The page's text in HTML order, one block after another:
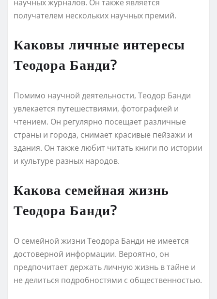
научных журналов. Он также является
получателем нескольких научных премий.
Каковы личные интересы
Теодора Банди?
Помимо научной деятельности, Теодор Банди
увлекается путешествиями, фотографией и
чтением. Он регулярно посещает различные
страны и города, снимает красивые пейзажи и
здания. Он также любит читать книги по истории
и культуре разных народов.
Какова семейная жизнь
Теодора Банди?
О семейной жизни Теодора Банди не имеется
достоверной информации. Вероятно, он
предпочитает держать личную жизнь в тайне и
не делиться подробностями с общественностью.